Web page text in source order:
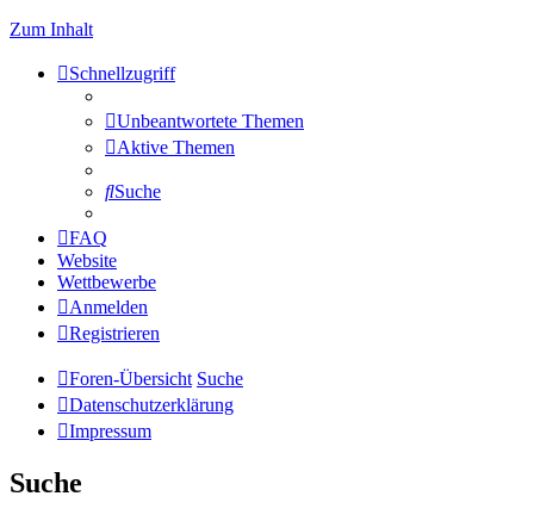
Zum Inhalt
Schnellzugriff
Unbeantwortete Themen
Aktive Themen
Suche
FAQ
Website
Wettbewerbe
Anmelden
Registrieren
Foren-Übersicht Suche
Datenschutzerklärung
Impressum
Suche